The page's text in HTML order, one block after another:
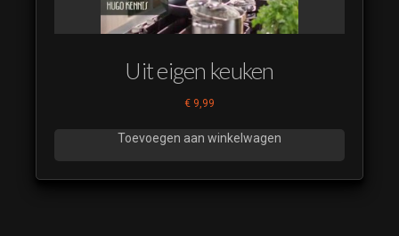
Uit eigen keuken
€ 9,99
Toevoegen aan winkelwagen